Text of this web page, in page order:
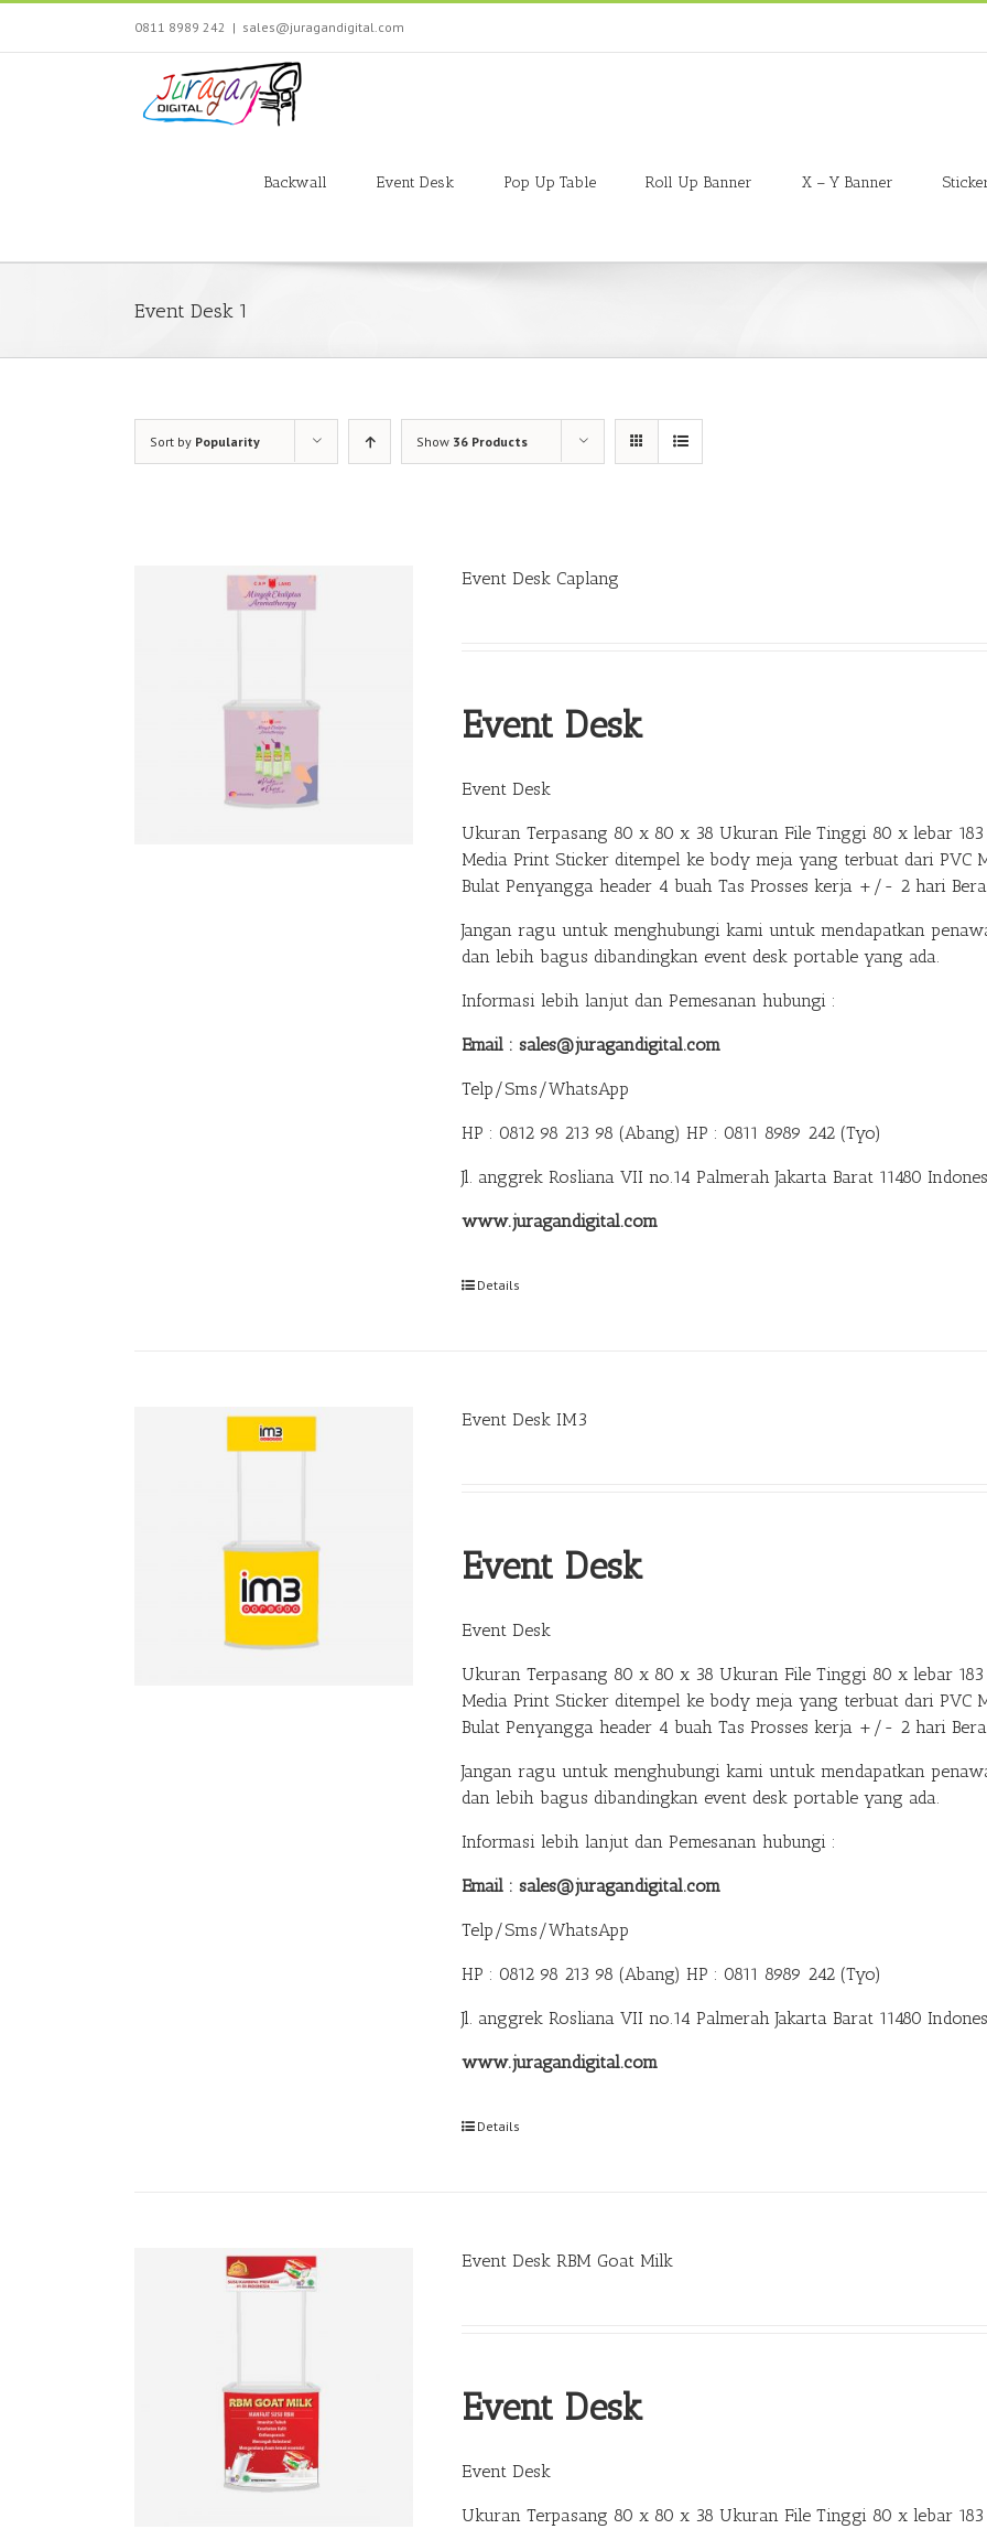
Skip
content
0811 8989 242 | sales@juragandigital.com
Backwall
Event Desk Pop Up Table Roll Up Banner X – Y Banner
Event Desk 1
Sort by Popularity Show 36 Products
Event Desk Caplang
Event Desk
Event Desk
Ukuran Terpasang 80 x 80 x 38 Ukuran File Tinggi 80 x lebar
Media Print Sticker ditempel ke body meja yang terbuat dari PVC
Bulat Penyangga header 4 buah Tas Prosses kerja +/- 2 hari
Jangan ragu untuk menghubungi kami untuk mendapatkan
dan lebih bagus dibandingkan event desk portable yang ada.
Informasi lebih lanjut dan Pemesanan hubungi :
Email : sales@juragandigital.com
Telp/Sms/WhatsApp
HP : 0812 98 213 98 (Abang) HP : 0811 8989 242 (Tyo)
Jl. anggrek Rosliana VII no.14 Palmerah Jakarta Barat 11480
www.juragandigital.com
Details
Event Desk IM3
Event Desk
Event Desk
Ukuran Terpasang 80 x 80 x 38 Ukuran File Tinggi 80 x lebar
Media Print Sticker ditempel ke body meja yang terbuat dari PVC
Bulat Penyangga header 4 buah Tas Prosses kerja +/- 2 hari
Jangan ragu untuk menghubungi kami untuk mendapatkan
dan lebih bagus dibandingkan event desk portable yang ada.
Informasi lebih lanjut dan Pemesanan hubungi :
Email : sales@juragandigital.com
Telp/Sms/WhatsApp
HP : 0812 98 213 98 (Abang) HP : 0811 8989 242 (Tyo)
Jl. anggrek Rosliana VII no.14 Palmerah Jakarta Barat 11480
www.juragandigital.com
Details
Event Desk RBM Goat Milk
Event Desk
Event Desk
Ukuran Terpasang 80 x 80 x 38 Ukuran File Tinggi 80 x lebar